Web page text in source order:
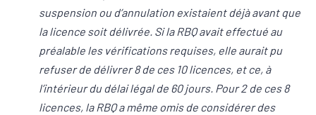
suspension ou d’annulation existaient déjà avant que
la licence soit délivrée. Si la RBQ avait effectué au
préalable les vérifications requises, elle aurait pu
refuser de délivrer 8 de ces 10 licences, et ce, à
l’intérieur du délai légal de 60 jours. Pour 2 de ces 8
licences, la RBQ a même omis de considérer des